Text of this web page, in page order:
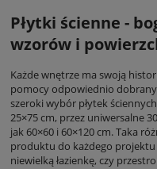
Płytki ścienne -
wzorów i
Każde wnętrze ma swoją
pomocy odpowiednio
szeroki wybór płytek
25×75 cm, przez uniwersalne
jak 60×60 i 60×120 cm. Taka
produktu do każdego projektu
niewielką łazienkę, czy